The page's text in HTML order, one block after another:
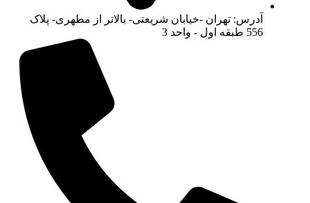
آدرس: تهران -خیابان شریعتی- بالاتر از مطهری- پلاک
556 طبقه اول - واحد 3